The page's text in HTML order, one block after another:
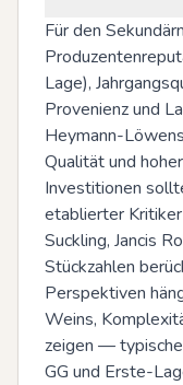
Für den
Lage),
Provenienz und
Heymann-
Qualität und
Investitionen
etablierter
Suckling, Jancis
Stückzahlen
Perspektiven
Weins,
zeigen —
GG und Erste-